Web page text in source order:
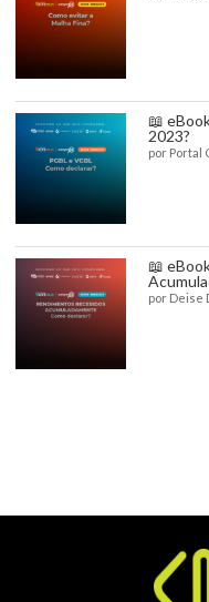
📖
2023?
por Portal
📖
por Deise